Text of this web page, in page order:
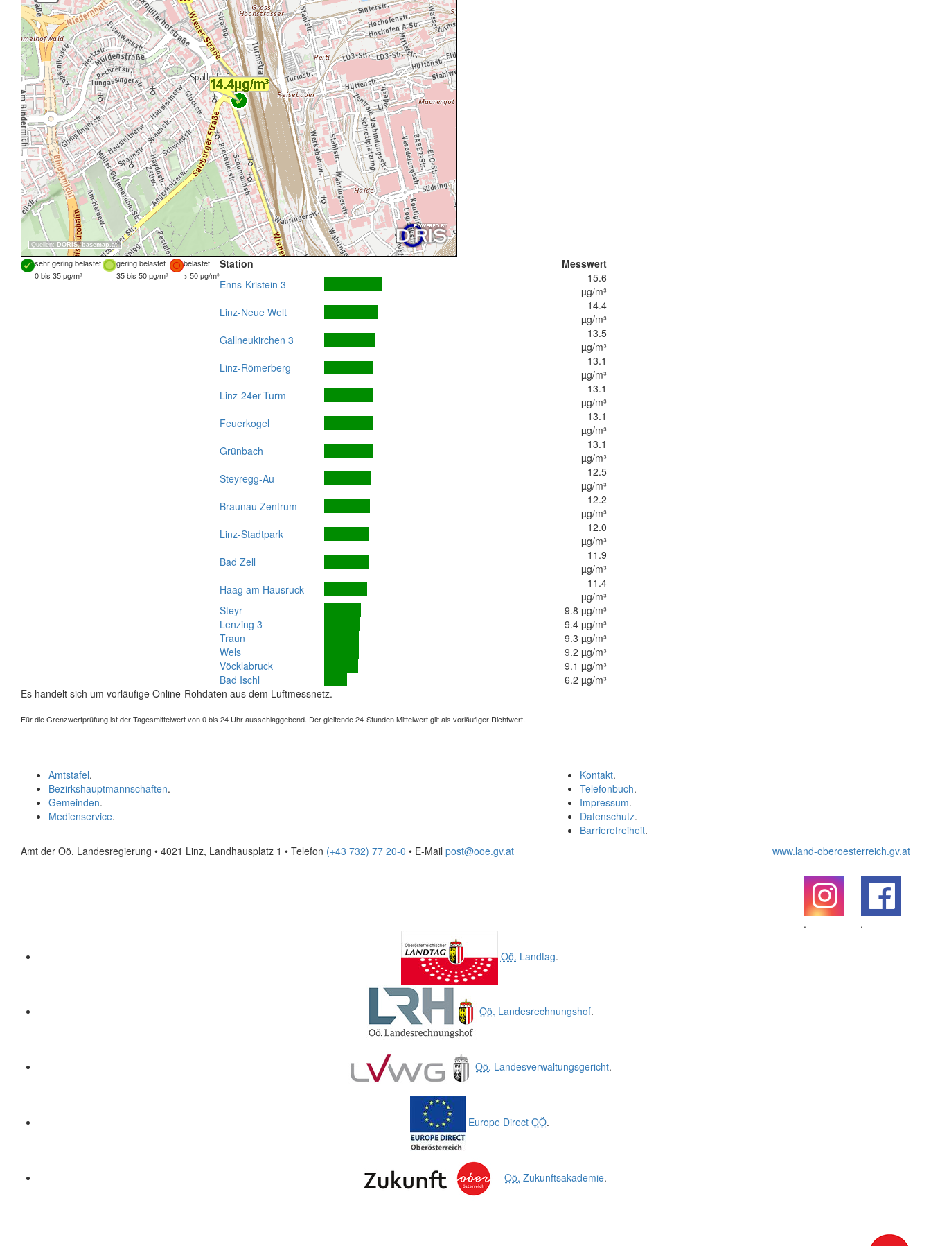
Quellen: DORIS, basemap.at
sehr gering belastet gering belastet
belastet
0 bis 35 µg/m³
35 bis 50 µg/m³ > 50 µg/m³
Station
Messwert
Enns-Kristein 3
15.6
µg/m³
Linz-Neue Welt
14.4
µg/m³
Gallneukirchen 3
13.5
µg/m³
Linz-Römerberg
13.1
µg/m³
Linz-24er-Turm
13.1
µg/m³
Feuerkogel
13.1
µg/m³
Grünbach
13.1
µg/m³
Steyregg-Au
12.5
µg/m³
Braunau Zentrum
12.2
µg/m³
Linz-Stadtpark
12.0
µg/m³
Bad Zell
11.9
µg/m³
Haag am Hausruck
11.4
µg/m³
Steyr
9.8 µg/m³
Lenzing 3
9.4 µg/m³
Traun
9.3 µg/m³
Wels
9.2 µg/m³
Vöcklabruck
9.1 µg/m³
Bad Ischl
6.2 µg/m³
Es handelt sich um vorläufige Online-Rohdaten aus dem Luftmessnetz.
Für die Grenzwertprüfung ist der Tagesmittelwert von 0 bis 24 Uhr ausschlaggebend. Der gleitende 24-Stunden Mittelwert gilt als vorläufiger Richtwert.
Kontakt.
Telefonbuch.
Impressum.
Datenschutz.
Barrierefreiheit.
Amtstafel.
Bezirkshauptmannschaften.
Gemeinden.
Medienservice.
Amt der Oö. Landesregierung • 4021 Linz, Landhausplatz 1 • Telefon (+43 732) 77 20-0 • E-Mail post@ooe.gv.at www.land-oberoesterreich.gv.at
.
.
Oö. Landtag.
Oö. Landesrechnungshof.
Oö. Landesverwaltungsgericht.
Europe Direct OÖ.
Oö. Zukunftsakademie.